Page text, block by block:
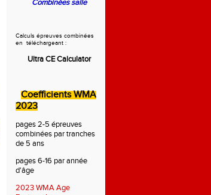
Combinées salle
Calculs épreuves combinées
en téléchargeant :
Ultra CE Calculator
Coefficients WMA
2023
pages 2-5 épreuves
combinées par tranches
de 5 ans
pages 6-16 par année
d'âge
2023 WMA Age